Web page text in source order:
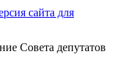
сайта для
Совета депутатов